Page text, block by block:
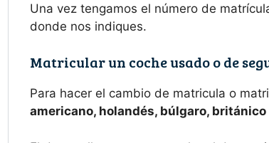
Una vez tengamos el número de
donde nos indiques.
Matricular un coche usado o de
Para hacer el cambio de matricula o
americano, holandés, búlgaro, británico